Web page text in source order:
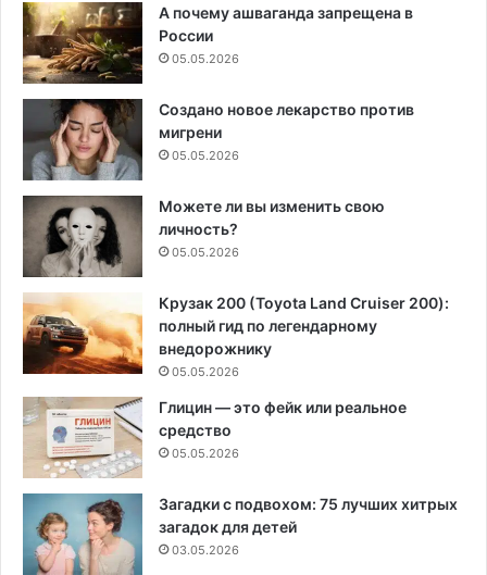
А почему ашваганда запрещена в
России
05.05.2026
Создано новое лекарство против
мигрени
05.05.2026
Можете ли вы изменить свою
личность?
05.05.2026
Крузак 200 (Toyota Land Cruiser 200):
полный гид по легендарному
внедорожнику
05.05.2026
Глицин — это фейк или реальное
средство
05.05.2026
Загадки с подвохом: 75 лучших хитрых
загадок для детей
03.05.2026